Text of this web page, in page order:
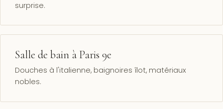
surprise.
Salle de bain à Paris 9e
Douches à l'italienne, baignoires îlot, matériaux
nobles.